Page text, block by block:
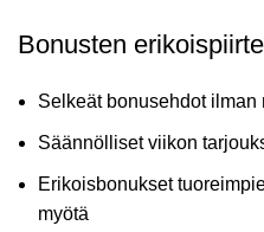
Bonusten
Selkeät bonusehdot ilman
Säännölliset viikon
Erikoisbonukset
myötä